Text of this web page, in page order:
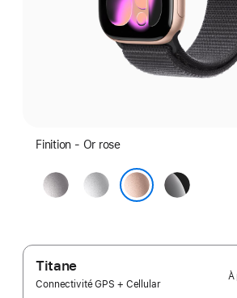
Finition - Or rose
Gris
sidéral
Argent
Noir
de
Titane
Connectivité GPS + Cellular